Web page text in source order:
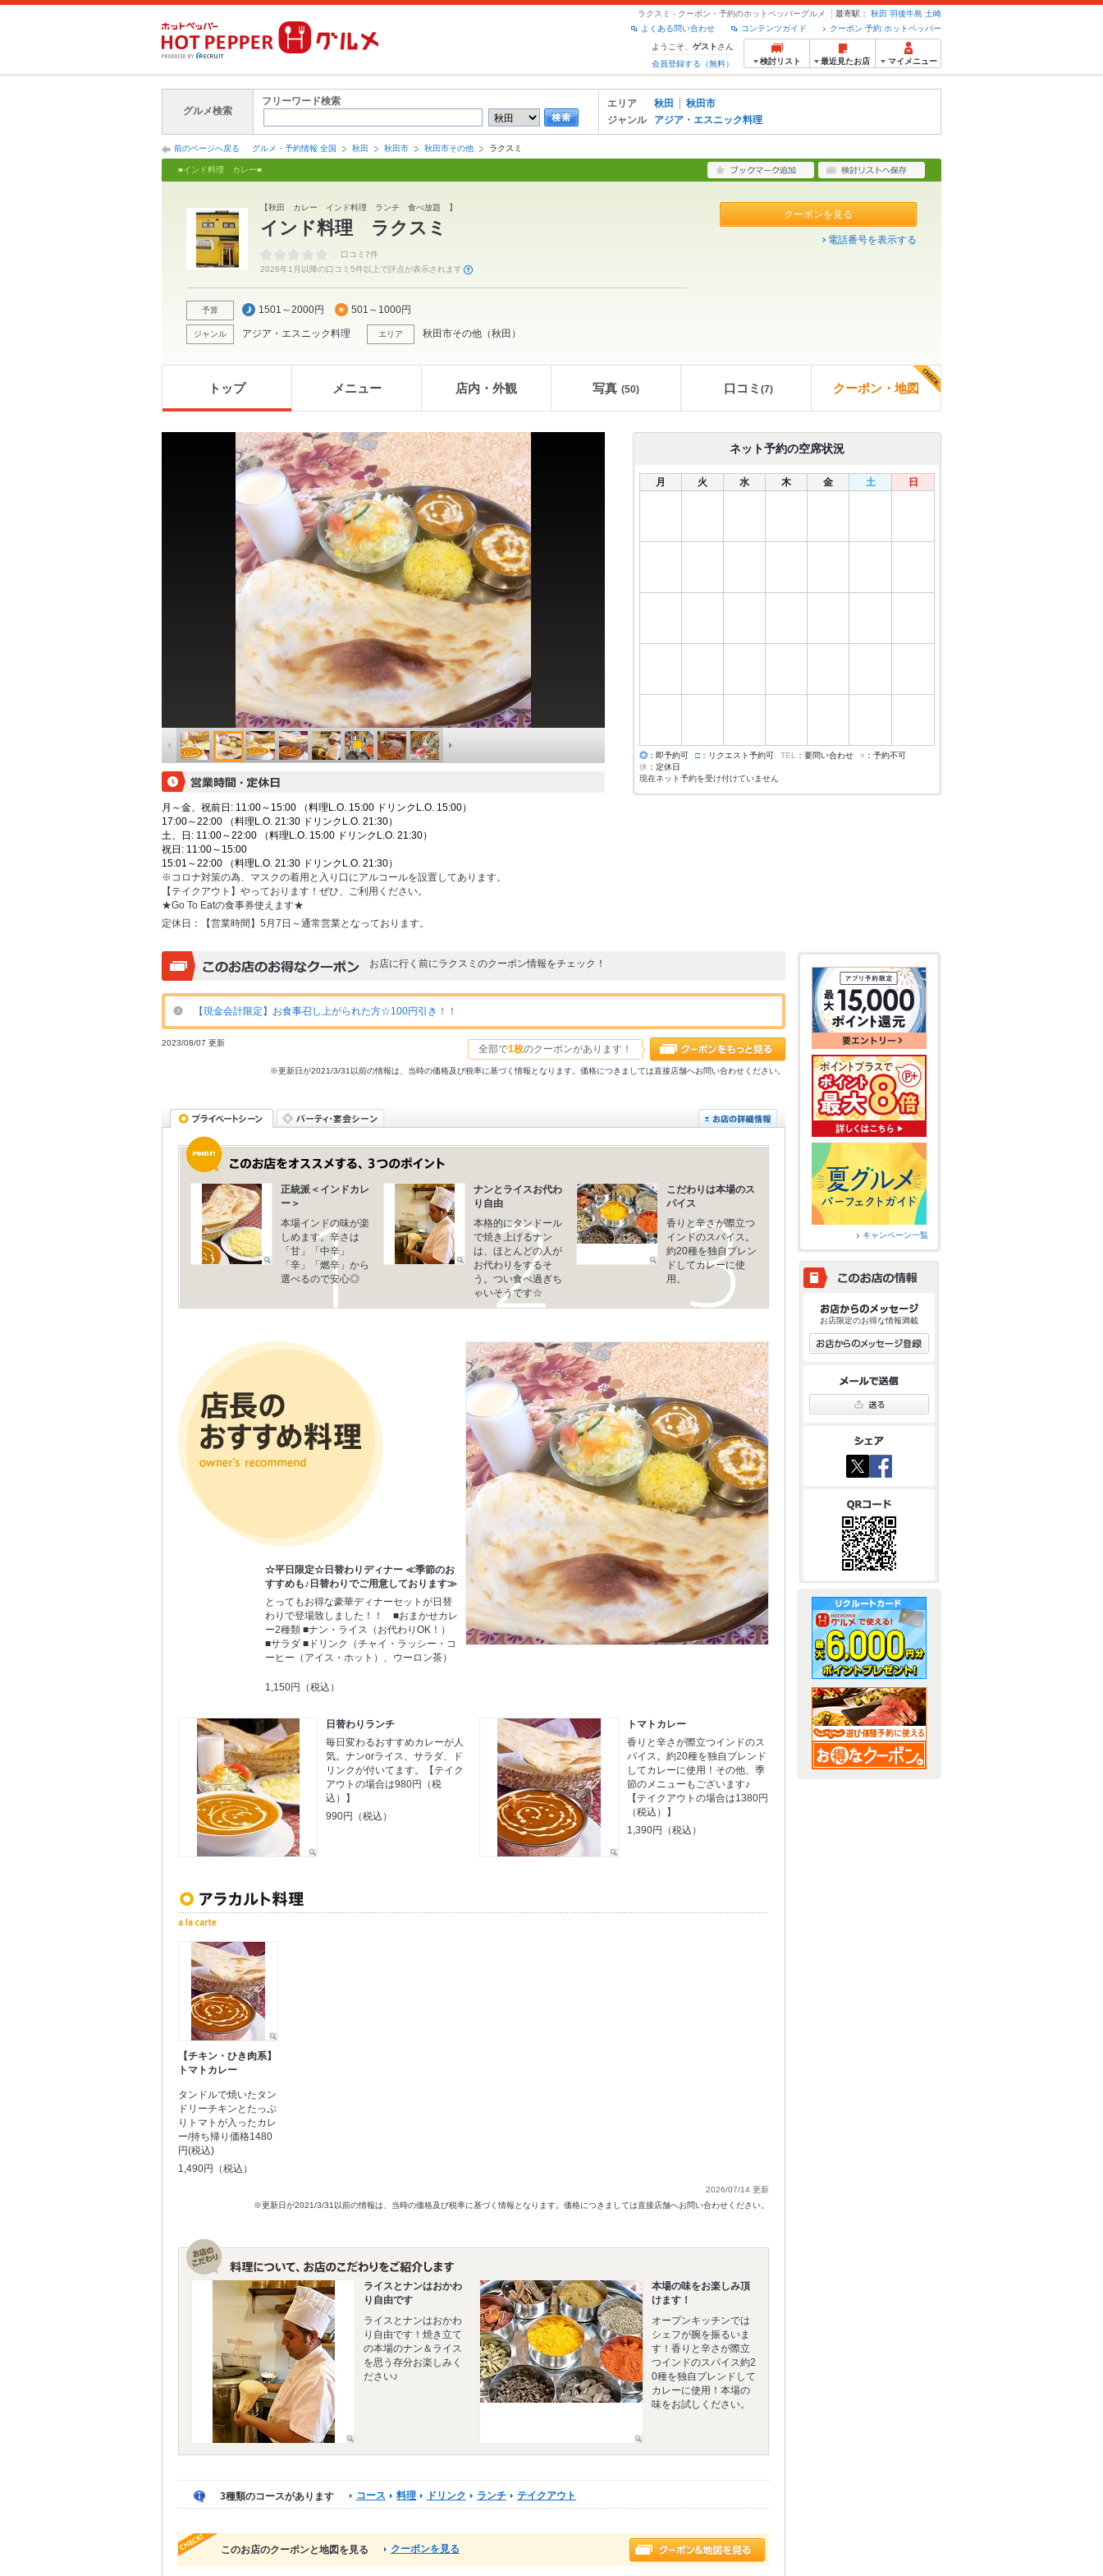
ラクスミ - クーポン・予約のホットペッパーグルメ 最寄駅： 秋田 羽後牛島 土崎
クーポン 予約 ホットペッパー
コンテンツガイド
よくある問い合わせ
ようこそ、 ゲスト さん
会員登録する（無料）
検討リスト 最近見たお店 マイメニュー
グルメ検索
フリーワード検索 エリア 秋田
秋田市
ジャンル
アジア・エスニック料理
前のページへ戻る グルメ・予約情報 全国 秋田 秋田市 秋田市その他 ラクスミ
■インド料理 カレー■
【秋田 カレー インド料理 ランチ 食べ放題 】
インド料理 ラクスミ
口コミ7件
2026年1月以降の口コミ5件以上で評点が表示されます
予算 1501～2000円 501～1000円
ジャンル アジア・エスニック料理 エリア 秋田市その他 （秋田 ）
クーポンを見る
電話番号を表示する
トップ メニュー 店内・外観 写真 (50) 口コミ (7) クーポン・地図
月～金、祝前日: 11:00～15:00 （料理L.O. 15:00 ドリンクL.O. 15:00）
17:00～22:00 （料理L.O. 21:30 ドリンクL.O. 21:30）
土、日: 11:00～22:00 （料理L.O. 15:00 ドリンクL.O. 21:30）
祝日: 11:00～15:00
15:01～22:00 （料理L.O. 21:30 ドリンクL.O. 21:30）
※コロナ対策の為、マスクの着用と入り口にアルコールを設置してあります。
【テイクアウト】やっております！ぜひ、ご利用ください。
★Go To Eatの食事券使えます★
定休日：
【営業時間】5月7日～通常営業となっております。
ネット予約の空席状況
月 火 水 木 金 土 日
◎ ：即予約可 □ ：リクエスト予約可 TEL ：要問い合わせ × ：予約不可
休 ：定休日
現在ネット予約を受け付けていません
お店に行く前にラクスミのクーポン情報をチェック！
【現金会計限定】お食事召し上がられた方☆100円引き！！
全部で1枚のクーポンがあります！
2023/08/07 更新
※更新日が2021/3/31以前の情報は、当時の価格及び税率に基づく情報となります。価格につきましては直接店舗へお問い合わせください。
正統派＜インドカレ
ー＞
本場インドの味が楽
しめます。辛さは
「甘」「中辛」
「辛」「燃辛」から
選べるので安心◎
ナンとライスお代わ
り自由
本格的にタンドール
で焼き上げるナン
は、ほとんどの人が
お代わりをするそ
う。つい食べ過ぎち
ゃいそうです☆
こだわりは本場のス
パイス
香りと辛さが際立つ
インドのスパイス。
約20種を独自ブレン
ドしてカレーに使
用。
☆平日限定☆日替わりディナー ≪季節のお
すすめも♪日替わりでご用意しております≫
とってもお得な豪華ディナーセットが日替
わりで登場致しました！！ ■おまかせカレ
ー2種類 ■ナン・ライス（お代わりOK！）
■サラダ ■ドリンク（チャイ・ラッシー・コ
ーヒー（アイス・ホット）、ウーロン茶）
1,150円（税込）
日替わりランチ
毎日変わるおすすめカレーが人
気。ナンorライス、サラダ、ド
リンクが付いてます。【テイク
アウトの場合は980円（税
込）】
990円（税込）
トマトカレー
香りと辛さが際立つインドのス
パイス。約20種を独自ブレンド
してカレーに使用！その他、季
節のメニューもございます♪
【テイクアウトの場合は1380円
（税込）】
1,390円（税込）
【チキン・ひき肉系】
トマトカレー
タンドルで焼いたタン
ドリーチキンとたっぷ
りトマトが入ったカレ
ー/持ち帰り価格1480
円(税込)
1,490円（税込）
2026/07/14 更新
※更新日が2021/3/31以前の情報は、当時の価格及び税率に基づく情報となります。価格につきましては直接店舗へお問い合わせください。
ライスとナンはおかわ
り自由です
ライスとナンはおかわ
り自由です！焼き立て
の本場のナン＆ライス
を思う存分お楽しみく
ださい♪
本場の味をお楽しみ頂
けます！
オープンキッチンでは
シェフが腕を振るいま
す！香りと辛さが際立
つインドのスパイス約2
0種を独自ブレンドして
カレーに使用！本場の
味をお試しください。
3種類のコースがあります コース 料理 ドリンク ランチ テイクアウト
このお店のクーポンと地図を見る クーポンを見る
キャンペーン一覧
お店限定のお得な情報満載